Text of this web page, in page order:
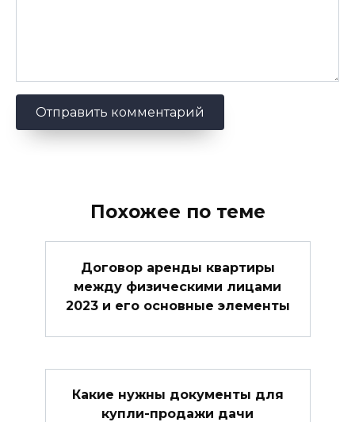
Похожее по теме
Договор аренды квартиры
между физическими лицами
2023 и его основные элементы
Какие нужны документы для
купли-продажи дачи